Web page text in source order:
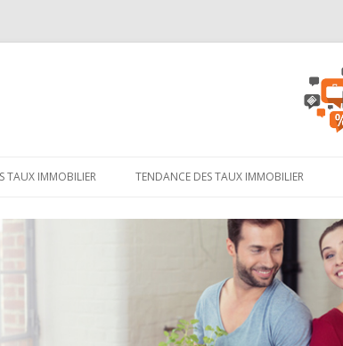
au
TAUX IMMOBILIER TENDANCE DES TAUX IMMOBILIER